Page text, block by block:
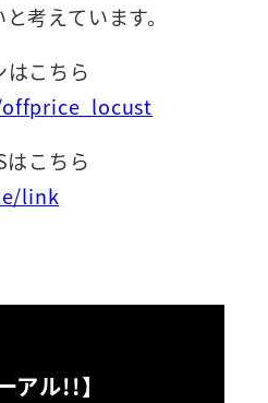
考えています。
はこちら
はこちら
link
アル!!】